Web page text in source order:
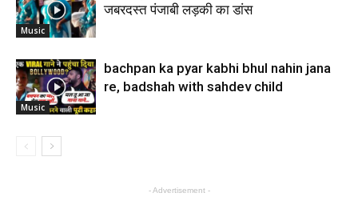
Music
जबरदस्त पंजाबी लड़की का डांस
Music
bachpan ka pyar kabhi bhul nahin jana
re, badshah with sahdev child
- Advertisement -